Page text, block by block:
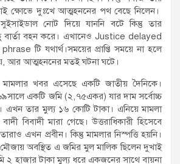
ক্ষোভে দুঃখে আত্মহননের পথ বেছে নিলেন।
নোট দিয়ে যাননি বটে কিন্তু তার
বার্তা বহন করে। এখানেও Justice delayed
টি যথার্থ।সময়ের প্রাপ্তি সময়ে না হলে
আর আত্মহননের মতই ঘটনা ঘটে।
মামলার খবর এসেছে একটি জাতীয় দৈনিকে।
একটি জমি (২,৭৫একর) যার দাম সর্বোচ্চ
এখন তার মুল্য ১৬ কোটি টাকা। এনিয়ে মামলা
বিবাদী মারা গেছে। উত্তরাধিকারী হিসেবে
এখন প্রবীন। কিন্তু মামলার নিস্পত্তি হয়নি।
মৌজায় অবস্থিত এ জমির মুল মালিক ছিলেন দুখাই
২ হাজার টাকা মুল্য ধরে একজনের সাথে বায়না